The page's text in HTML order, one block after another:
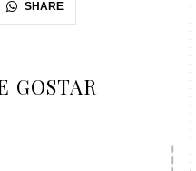
SHARE
GOSTAR